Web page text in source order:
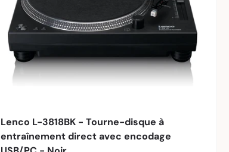
Lenco L-3818BK - Tourne-disque à
entraînement direct avec encodage